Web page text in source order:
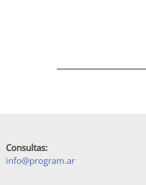
Consultas:
info@program.ar